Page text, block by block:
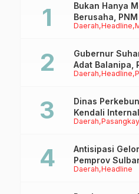
Daerah Headline
Bukan Hanya
Berusaha,
Anaknya Untuk
Daerah Headline
Gubernur
Adat Balanipa,
Tappidena
Daerah
Dinas
Kendali
Sertifikasi ISPO
Daerah Headline
Antisipasi
Pemprov
Ruang Digital